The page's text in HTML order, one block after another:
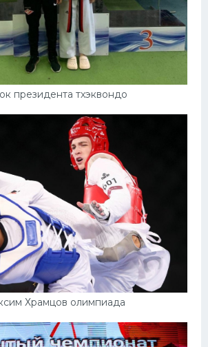
президента тхэквондо
Храмцов олимпиада